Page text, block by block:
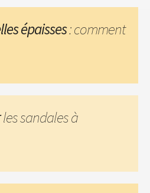
épaisses: comment
les sandales à